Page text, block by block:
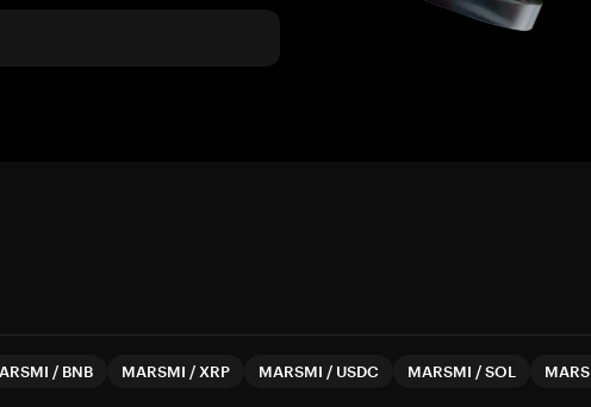
/ BNB MARSMI / XRP MARSMI / USDC MARSMI /SOL